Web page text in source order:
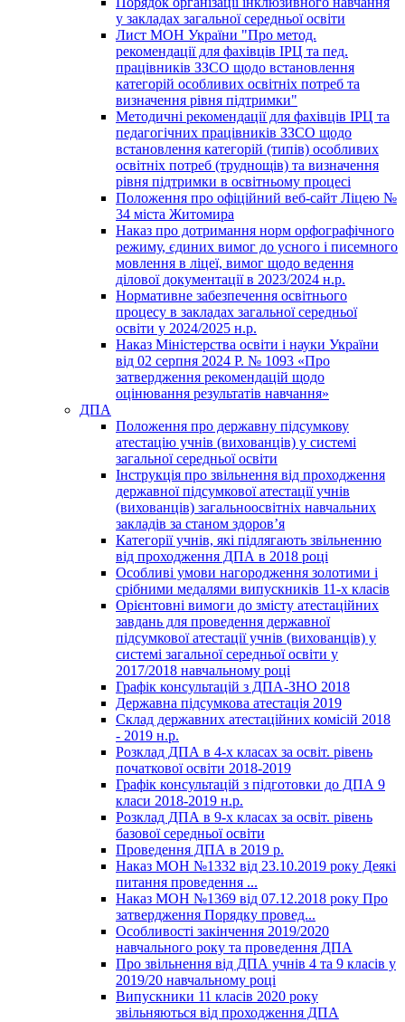
у закладах загальної середньої освіти
Лист МОН України "Про метод.
рекомендації для фахівців ІРЦ та пед.
працівників ЗЗСО щодо встановлення
категорій особливих освітніх потреб та
визначення рівня підтримки"
Методичні рекомендації для фахівців ІРЦ та
педагогічних працівників ЗЗСО щодо
встановлення категорій (типів) особливих
освітніх потреб (труднощів) та визначення
рівня підтримки в освітньому процесі
Положення про офіційний веб-сайт Ліцею №
34 міста Житомира
Наказ про дотримання норм орфографічного
режиму, єдиних вимог до усного і писемного
мовлення в ліцеї, вимог щодо ведення
ділової документації в 2023/2024 н.р.
Нормативне забезпечення освітнього
процесу в закладах загальної середньої
освіти у 2024/2025 н.р.
Наказ Міністерства освіти і науки України
від 02 серпня 2024 Р. № 1093 «Про
затвердження рекомендацій щодо
оцінювання результатів навчання»
ДПА
Положення про державну підсумкову
атестацію учнів (вихованців) у системі
загальної середньої освіти
Інструкція про звільнення від проходження
державної підсумкової атестації учнів
(вихованців) загальноосвітніх навчальних
закладів за станом здоров’я
Категорії учнів, які підлягають звільненню
від проходження ДПА в 2018 році
Особливі умови нагородження золотими і
срібними медалями випускників 11-х класів
Орієнтовні вимоги до змісту атестаційних
завдань для проведення державної
підсумкової атестації учнів (вихованців) у
системі загальної середньої освіти у
2017/2018 навчальному році
Графік консультацій з ДПА-ЗНО 2018
Державна підсумкова атестація 2019
Склад державних атестаційних комісій 2018
- 2019 н.р.
Розклад ДПА в 4-х класах за освіт. рівень
початкової освіти 2018-2019
Графік консультацій з підготовки до ДПА 9
класи 2018-2019 н.р.
Розклад ДПА в 9-х класах за освіт. рівень
базової середньої освіти
Проведення ДПА в 2019 р.
Наказ МОН №1332 від 23.10.2019 року Деякі
питання проведення ...
Наказ МОН №1369 від 07.12.2018 року Про
затвердження Порядку провед...
Особливості закінчення 2019/2020
навчального року та проведення ДПА
Про звільнення від ДПА учнів 4 та 9 класів у
2019/20 навчальному році
Випускники 11 класів 2020 року
звільняються від проходження ДПА